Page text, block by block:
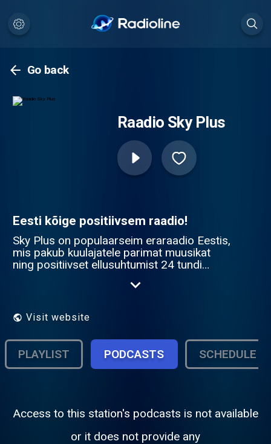
Go back
Raadio Sky Plus
Eesti kõige positiivsem raadio!
Sky Plus on populaarseim eraraadio Eestis,
mis pakub kuulajatele parimat muusikat
ning positiivset ellusuhtumist 24 tundi
Visit website
PLAYLIST PODCASTS SCHEDULE
Access to this station's podcasts is not available
or it does not provide any